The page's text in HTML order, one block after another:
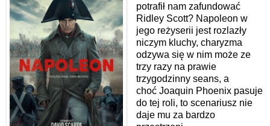
potrafił nam zafundować
Ridley Scott? Napoleon w
jego reżyserii jest rozlazły
niczym kluchy, charyzma
odzywa się w nim może ze
trzy razy na prawie
trzygodzinny seans, a
choć Joaquin Phoenix pasuje
do tej roli, to scenariusz nie
daje mu za bardzo